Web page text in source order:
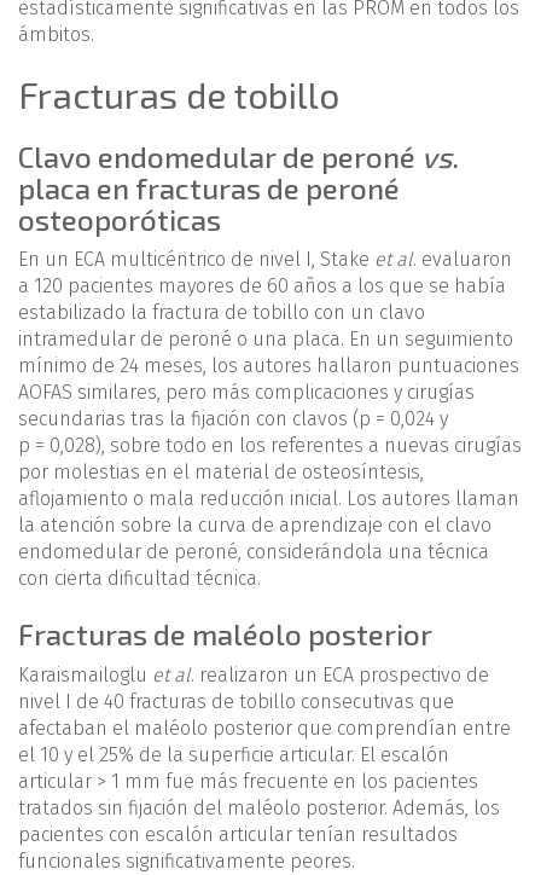
estadísticamente significativas en las PROM en todos los
ámbitos.
Fracturas de tobillo
Clavo endomedular de peroné vs.
placa en fracturas de peroné
osteoporóticas
En un ECA multicéntrico de nivel I, Stake et al. evaluaron
a 120 pacientes mayores de 60 años a los que se había
estabilizado la fractura de tobillo con un clavo
intramedular de peroné o una placa. En un seguimiento
mínimo de 24 meses, los autores hallaron puntuaciones
AOFAS similares, pero más complicaciones y cirugías
secundarias tras la fijación con clavos (p = 0,024 y
p = 0,028), sobre todo en los referentes a nuevas cirugías
por molestias en el material de osteosíntesis,
aflojamiento o mala reducción inicial. Los autores llaman
la atención sobre la curva de aprendizaje con el clavo
endomedular de peroné, considerándola una técnica
con cierta dificultad técnica.
Fracturas de maléolo posterior
Karaismailoglu et al. realizaron un ECA prospectivo de
nivel I de 40 fracturas de tobillo consecutivas que
afectaban el maléolo posterior que comprendían entre
el 10 y el 25% de la superficie articular. El escalón
articular > 1 mm fue más frecuente en los pacientes
tratados sin fijación del maléolo posterior. Además, los
pacientes con escalón articular tenían resultados
funcionales significativamente peores.